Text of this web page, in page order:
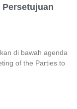
di bawah agenda
of the Parties to